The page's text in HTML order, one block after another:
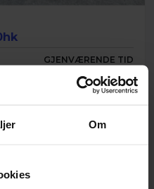
Om
GJENVÆRENDE TID